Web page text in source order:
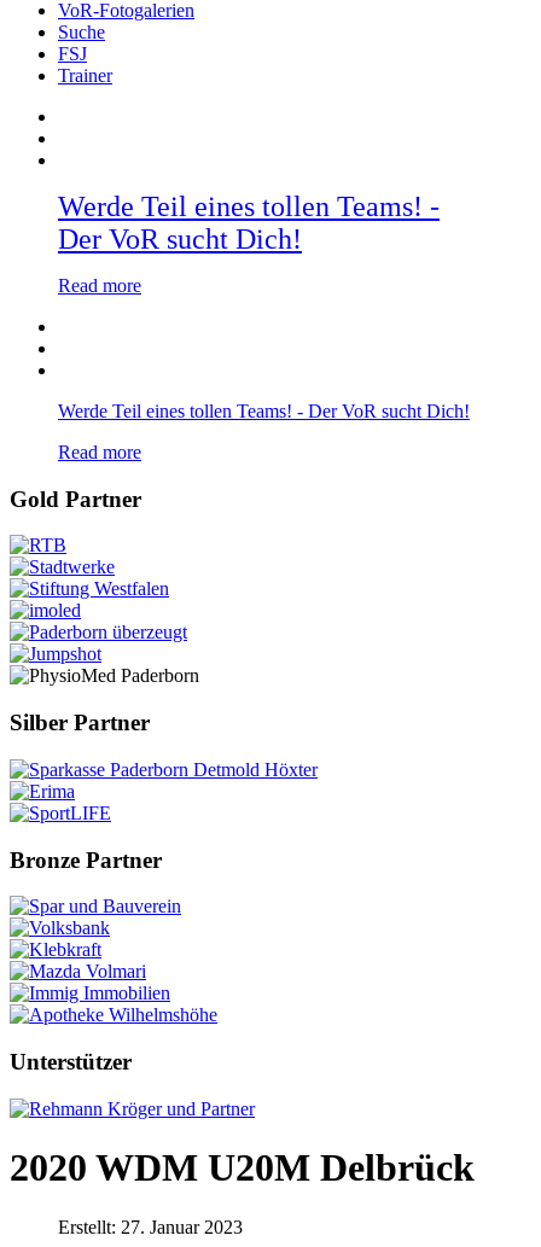
VoR-Fotogalerien
Suche
FSJ
Trainer
Werde Teil eines tollen Teams! -
Der VoR sucht Dich!
Read more
Werde Teil eines tollen Teams! - Der VoR sucht Dich!
Read more
Gold Partner
Silber Partner
Bronze Partner
Unterstützer
2020 WDM U20M Delbrück
Erstellt: 27. Januar 2023